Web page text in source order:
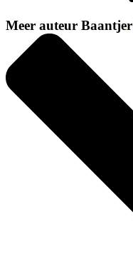
Meer auteur Baantjer